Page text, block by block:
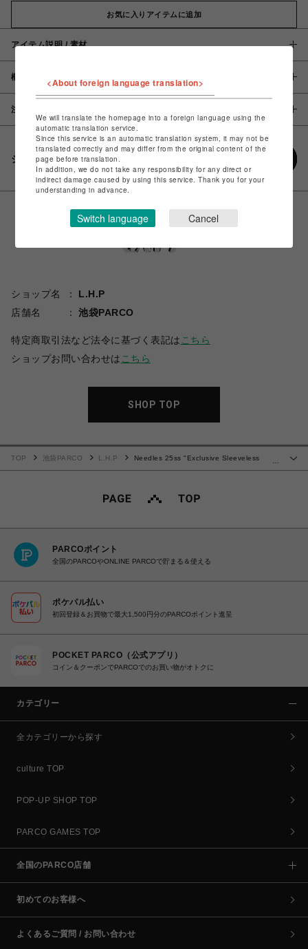
お気に入りアイテムに追加
アイテム説明 / 素材
概要
注意事項
シェアする
ショップ名
L.H.P
店舗名
池袋PARCO
特定商取引法など法令に基づく表記は こちら
ショップお問い合わせは こちら
SHOP TOP
…
TOP 池袋PARCO L.H.P
Needles 25ss "Exclusive Sleeveless
PARCOポイント
全国のPARCOやONLINE PARCOで貯まる＆使える
ポケパル払い
初回登録＆お買物で最大1,500円分のPARCOポイント進呈
POCKET PARCO（公式アプリ）
コイン＆クーポンでPARCOでのお買い物がオトクに
カテゴリー
全カテゴリーから探す
culture TOP
POP-UP SHOP TOP
PARCO GAMES TOP
全国のPARCO店舗
初めてのお客様へ
よくあるご質問 / お問い合わせ
<About foreign language translation>
We will translate the homepage into a foreign language using the
automatic translation service.
Since this service is an automatic translation system, it may not be
translated correctly and may differ from the original content of the
page before translation.
In addition, we do not take any responsibility for any direct or
indirect damage caused by using this service. Thank you for your
understanding in advance.
Switch language Cancel